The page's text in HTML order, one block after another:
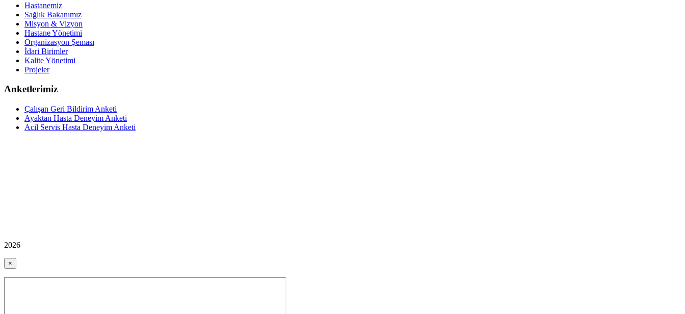
Hastanemiz
Sağlık Bakanımız
Misyon & Vizyon
Hastane Yönetimi
Organizasyon Şeması
İdari Birimler
Kalite Yönetimi
Projeler
Anketlerimiz
Çalışan Geri Bildirim Anketi
Ayaktan Hasta Deneyim Anketi
Acil Servis Hasta Deneyim Anketi
2026
×